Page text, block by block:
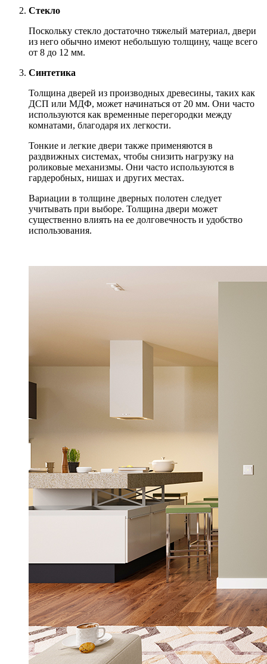
Стекло
Поскольку стекло достаточно тяжелый материал, двери
из него обычно имеют небольшую толщину, чаще всего
от 8 до 12 мм.
Синтетика
Толщина дверей из производных древесины, таких как
ДСП или МДФ, может начинаться от 20 мм. Они часто
используются как временные перегородки между
комнатами, благодаря их легкости.
Тонкие и легкие двери также применяются в
раздвижных системах, чтобы снизить нагрузку на
роликовые механизмы. Они часто используются в
гардеробных, нишах и других местах.
Вариации в толщине дверных полотен следует
учитывать при выборе. Толщина двери может
существенно влиять на ее долговечность и удобство
использования.